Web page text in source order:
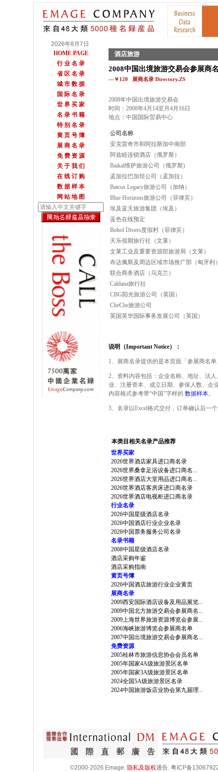
2026年8月7日
HOME PAGE
行 业 名 录
省 区 名 录
城 市 数 据
国 际 名 录
世 界 买 家
名 录 书 籍
特 别 名 录
黄 页 号 簿
展 商 名 录
免 费 资 源
关 于 我 们
在 线 订 购
数 据 样 本
网 站 地 图
酒店旅游
2008中国出境旅游交易会参展商
—￥120 展商名录 Directory.ZS
2008年中国出境旅游交易会
时间：2008年4月14至月4月16日
地点：中国国际贸易中心
公司名称
安克雷奇市和阿拉斯加中南部
阿兹睦连锁酒店（俄罗斯）
Baikal维萨旅游公司（俄罗斯)
孟加拉巴加坦公司（孟加拉）
Batcos Legacy旅游公司（加纳）
Blue Horizons旅游公司（菲律宾）
埃及蓝天旅游集团（埃及）
蓝色在线预定
Bohol Divers度假村（菲律宾）
天乐假期旅行社（文莱）
文莱工业及重要资源部旅游局（文莱）
布达佩斯及周边区域市场推广部（匈牙利
联合商务酒店（乌克兰）
Caldana旅行社
CBG阳光旅游公司（英国）
CheChe旅游公司
英国英华国际事务发展公司（英国）
说明（Important Notice）：
1、展商名录提供的是本页面「参展商名
2、资料内容包括：企业名称、地址、法
业、注册资本、成立日期、参保人数、企
内容格式参考带“中国”字样的 数据样本。
3、名录以Excel格式交付，订单确认后一
本类目相关名录产品推荐
世界买家
2026世界酒店家具进口商名录
2026世界桑拿足浴设备进口商名...
2026世界酒店大堂用品进口商名...
2026世界酒店客房床进口商名录
2026世界酒店电视柜进口商名录
行业名录
2026中国星级酒店名录
2026中国酒店行业企业名录
2026中国票务服务公司名录
名录书籍
2008中国星级酒店名录
酒店采购年鉴
酒店采购指南
黄页号簿
2026中国酒店旅游行业企业黄页
展商名录
2009西安国际酒店设备及用品展览...
2009中国北方旅游交易会参展商名...
2009上海世界旅游资源博览会参展...
2006海峡旅游博览会参展商名单
2007中国出境旅游交易会参展商名...
免费资源
2005桂林市旅游信息协会会员名单
2005年国家4A级旅游景区名单
2005年国家3A级旅游景区名单
2024全国5A级旅游景区名录
2024中国旅游饭店业协会第九届理...
©2000-2026 Emage. 隐私及版权通告. 粤ICP备